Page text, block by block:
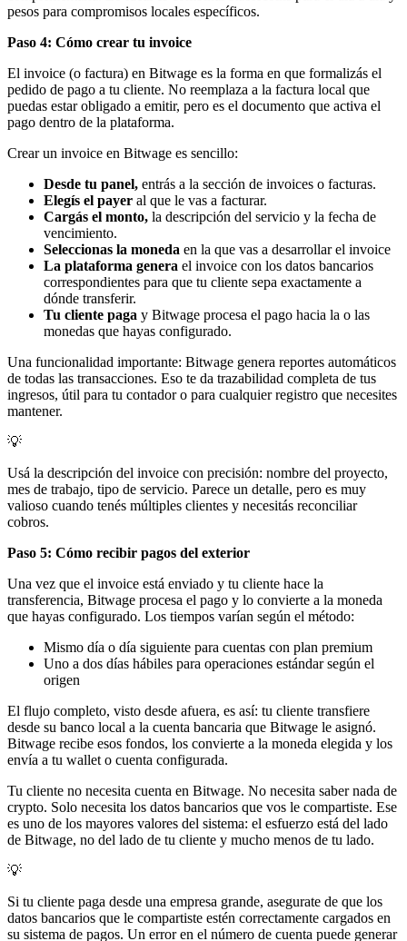
pesos para compromisos locales específicos.
Paso 4: Cómo crear tu invoice
El invoice (o factura) en Bitwage es la forma en que formalizás el
pedido de pago a tu cliente. No reemplaza a la factura local que
puedas estar obligado a emitir, pero es el documento que activa el
pago dentro de la plataforma.
Crear un invoice en Bitwage es sencillo:
Desde tu panel, entrás a la sección de invoices o facturas.
Elegís el payer al que le vas a facturar.
Cargás el monto, la descripción del servicio y la fecha de
vencimiento.
Seleccionas la moneda en la que vas a desarrollar el invoice
La plataforma genera el invoice con los datos bancarios
correspondientes para que tu cliente sepa exactamente a
dónde transferir.
Tu cliente paga y Bitwage procesa el pago hacia la o las
monedas que hayas configurado.
Una funcionalidad importante: Bitwage genera reportes automáticos
de todas las transacciones. Eso te da trazabilidad completa de tus
ingresos, útil para tu contador o para cualquier registro que necesites
mantener.
💡
Usá la descripción del invoice con precisión: nombre del proyecto,
mes de trabajo, tipo de servicio. Parece un detalle, pero es muy
valioso cuando tenés múltiples clientes y necesitás reconciliar
cobros.
Paso 5: Cómo recibir pagos del exterior
Una vez que el invoice está enviado y tu cliente hace la
transferencia, Bitwage procesa el pago y lo convierte a la moneda
que hayas configurado. Los tiempos varían según el método:
Mismo día o día siguiente para cuentas con plan premium
Uno a dos días hábiles para operaciones estándar según el
origen
El flujo completo, visto desde afuera, es así: tu cliente transfiere
desde su banco local a la cuenta bancaria que Bitwage le asignó.
Bitwage recibe esos fondos, los convierte a la moneda elegida y los
envía a tu wallet o cuenta configurada.
Tu cliente no necesita cuenta en Bitwage. No necesita saber nada de
crypto. Solo necesita los datos bancarios que vos le compartiste. Ese
es uno de los mayores valores del sistema: el esfuerzo está del lado
de Bitwage, no del lado de tu cliente y mucho menos de tu lado.
💡
Si tu cliente paga desde una empresa grande, asegurate de que los
datos bancarios que le compartiste estén correctamente cargados en
su sistema de pagos. Un error en el número de cuenta puede generar